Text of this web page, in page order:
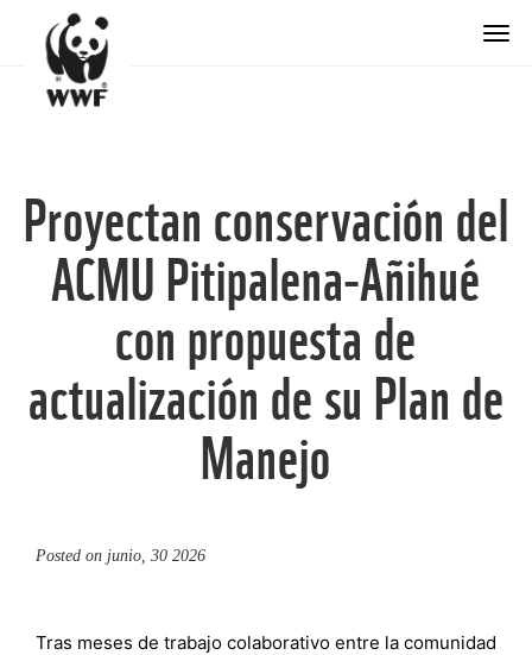
Proyectan conservación del
ACMU Pitipalena-Añihué
con propuesta de
actualización de su Plan de
Manejo
Posted on junio, 30 2026
Tras meses de trabajo colaborativo entre la comunidad